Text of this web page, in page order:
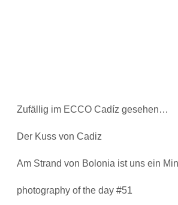
Zufällig im ECCO Cadíz gesehen…
Der Kuss von Cadiz
Am Strand von Bolonia ist uns ein
photography of the day #51